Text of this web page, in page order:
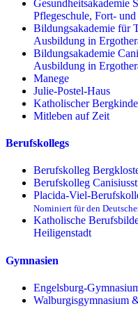
Gesundheitsakademie
Pflegeschule, Fort-
Bildungsakademie für
Ausbildung in
Bildungsakademie
Ausbildung in
Manege
Julie-Postel-Haus
Katholischer
Mitleben auf Zeit
Berufskollegs
Berufskolleg
Berufskolleg
Placida-Viel-
Nominiert für den
Katholische
Heiligenstadt
Gymnasien
Engelsburg-
Walburgisgymnasium